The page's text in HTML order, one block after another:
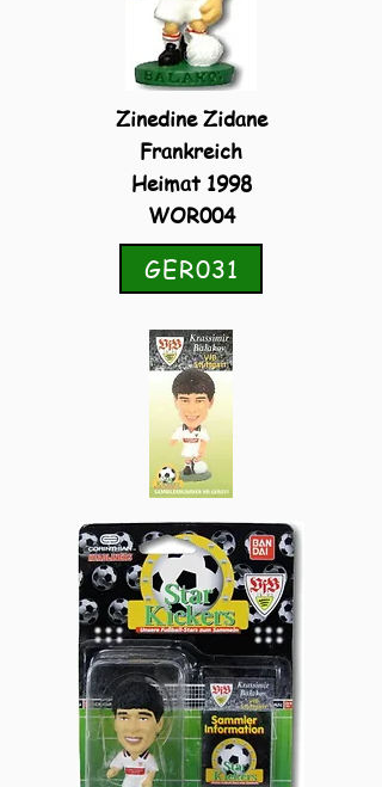
Zinedine Zidane
Frankreich
Heimat 1998
WOR004
GER031